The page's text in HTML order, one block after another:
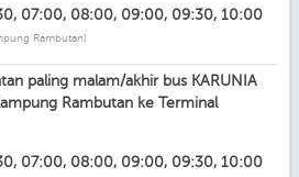
07:00, 08:00, 09:00, 09:30, 10:00
Rambutan)
paling malam/akhir bus KARUNIA
Rambutan ke Terminal
07:00, 08:00, 09:00, 09:30, 10:00